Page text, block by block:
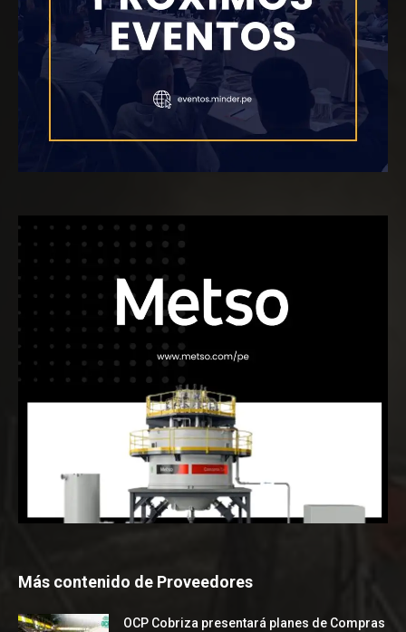
Más contenido de Proveedores
OCP Cobriza presentará planes de Compras